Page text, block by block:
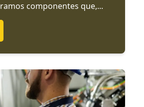
componentes que,...